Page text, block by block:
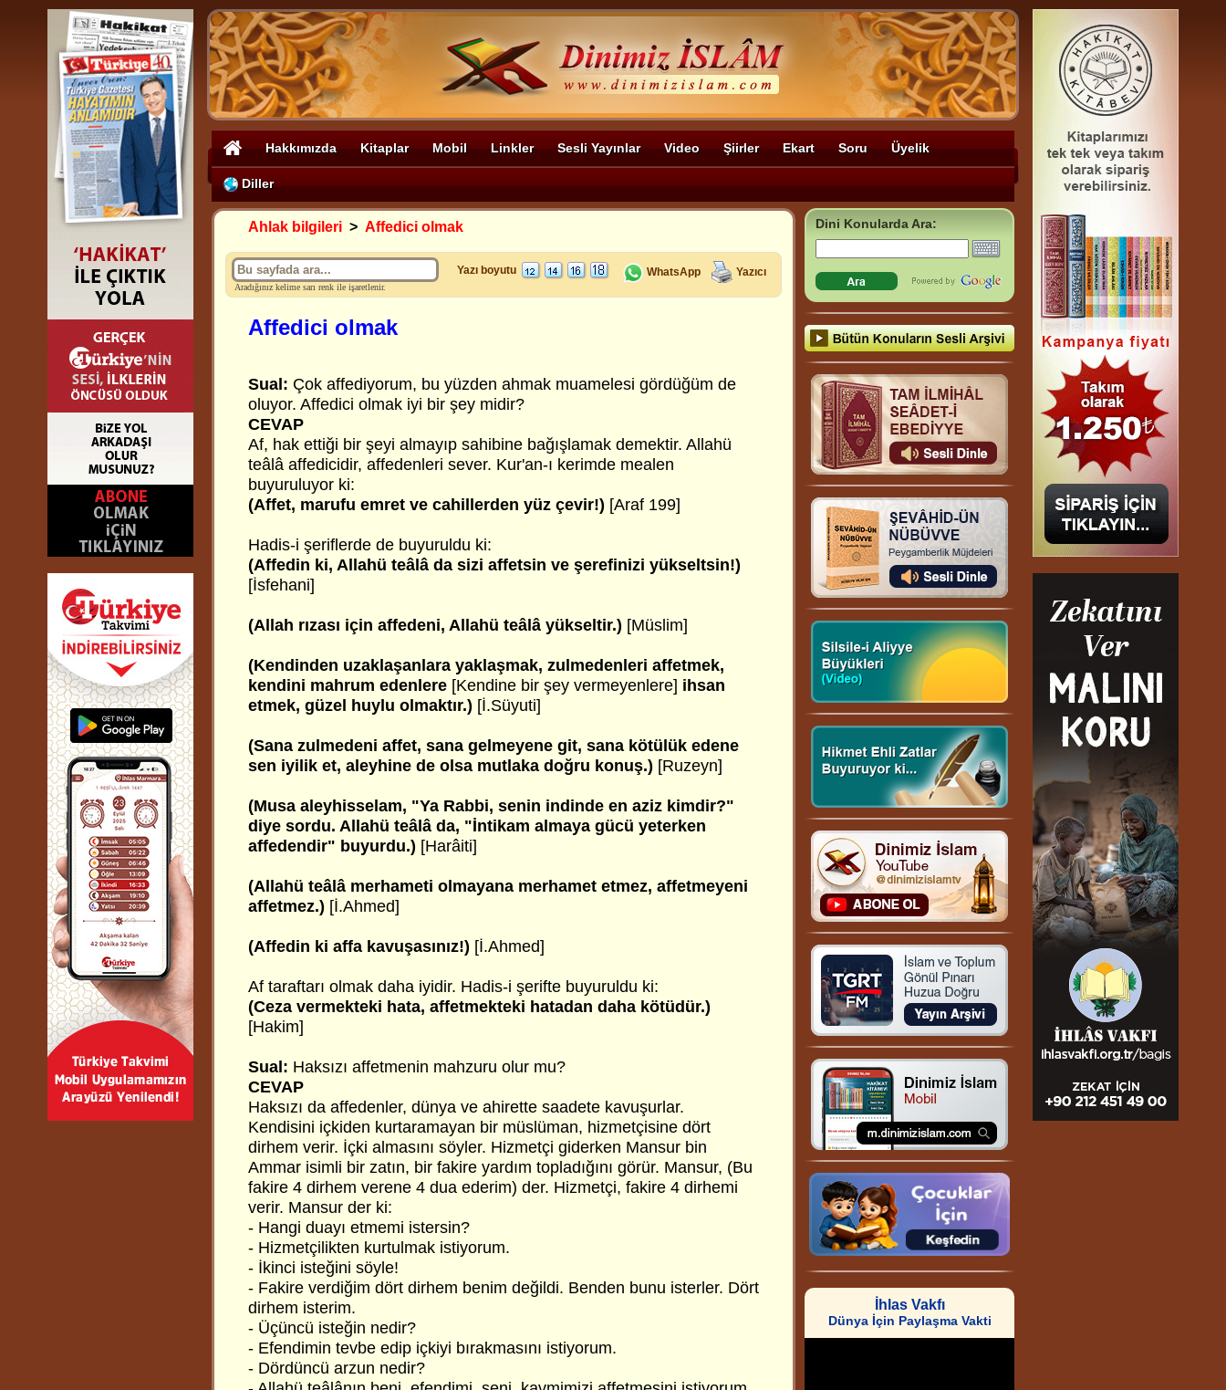
Hakkımızda Kitaplar Mobil Linkler Sesli Yayınlar Video Şiirler Ekart Soru Üyelik
Diller
Ahlak bilgileri > Affedici olmak
Aradığınız kelime sarı renk ile işaretlenir.
Yazı boyutu WhatsApp Yazıcı
Affedici olmak
Sual: Çok affediyorum, bu yüzden ahmak muamelesi gördüğüm de
oluyor. Affedici olmak iyi bir şey midir?
CEVAP
Af, hak ettiği bir şeyi almayıp sahibine bağışlamak demektir. Allahü
teâlâ affedicidir, affedenleri sever. Kur'an-ı kerimde mealen
buyuruluyor ki:
(Affet, marufu emret ve cahillerden yüz çevir!) [Araf 199]
Hadis-i şeriflerde de buyuruldu ki:
(Affedin ki, Allahü teâlâ da sizi affetsin ve şerefinizi yükseltsin!)
[İsfehani]
(Allah rızası için affedeni, Allahü teâlâ yükseltir.) [Müslim]
(Kendinden uzaklaşanlara yaklaşmak, zulmedenleri affetmek,
kendini mahrum edenlere [Kendine bir şey vermeyenlere] ihsan
etmek, güzel huylu olmaktır.) [İ.Süyuti]
(Sana zulmedeni affet, sana gelmeyene git, sana kötülük edene
sen iyilik et, aleyhine de olsa mutlaka doğru konuş.) [Ruzeyn]
(Musa aleyhisselam, "Ya Rabbi, senin indinde en aziz kimdir?"
diye sordu. Allahü teâlâ da, "İntikam almaya gücü yeterken
affedendir" buyurdu.) [Harâiti]
(Allahü teâlâ merhameti olmayana merhamet etmez, affetmeyeni
affetmez.) [İ.Ahmed]
(Affedin ki affa kavuşasınız!) [İ.Ahmed]
Af taraftarı olmak daha iyidir. Hadis-i şerifte buyuruldu ki:
(Ceza vermekteki hata, affetmekteki hatadan daha kötüdür.)
[Hakim]
Sual: Haksızı affetmenin mahzuru olur mu?
CEVAP
Haksızı da affedenler, dünya ve ahirette saadete kavuşurlar.
Kendisini içkiden kurtaramayan bir müslüman, hizmetçisine dört
dirhem verir. İçki almasını söyler. Hizmetçi giderken Mansur bin
Ammar isimli bir zatın, bir fakire yardım topladığını görür. Mansur, (Bu
fakire 4 dirhem verene 4 dua ederim) der. Hizmetçi, fakire 4 dirhemi
verir. Mansur der ki:
- Hangi duayı etmemi istersin?
- Hizmetçilikten kurtulmak istiyorum.
- İkinci isteğini söyle!
- Fakire verdiğim dört dirhem benim değildi. Benden bunu isterler. Dört
dirhem isterim.
- Üçüncü isteğin nedir?
- Efendimin tevbe edip içkiyi bırakmasını istiyorum.
- Dördüncü arzun nedir?
Dini Konularda Ara:
İhlas Vakfı
Dünya İçin Paylaşma Vakti